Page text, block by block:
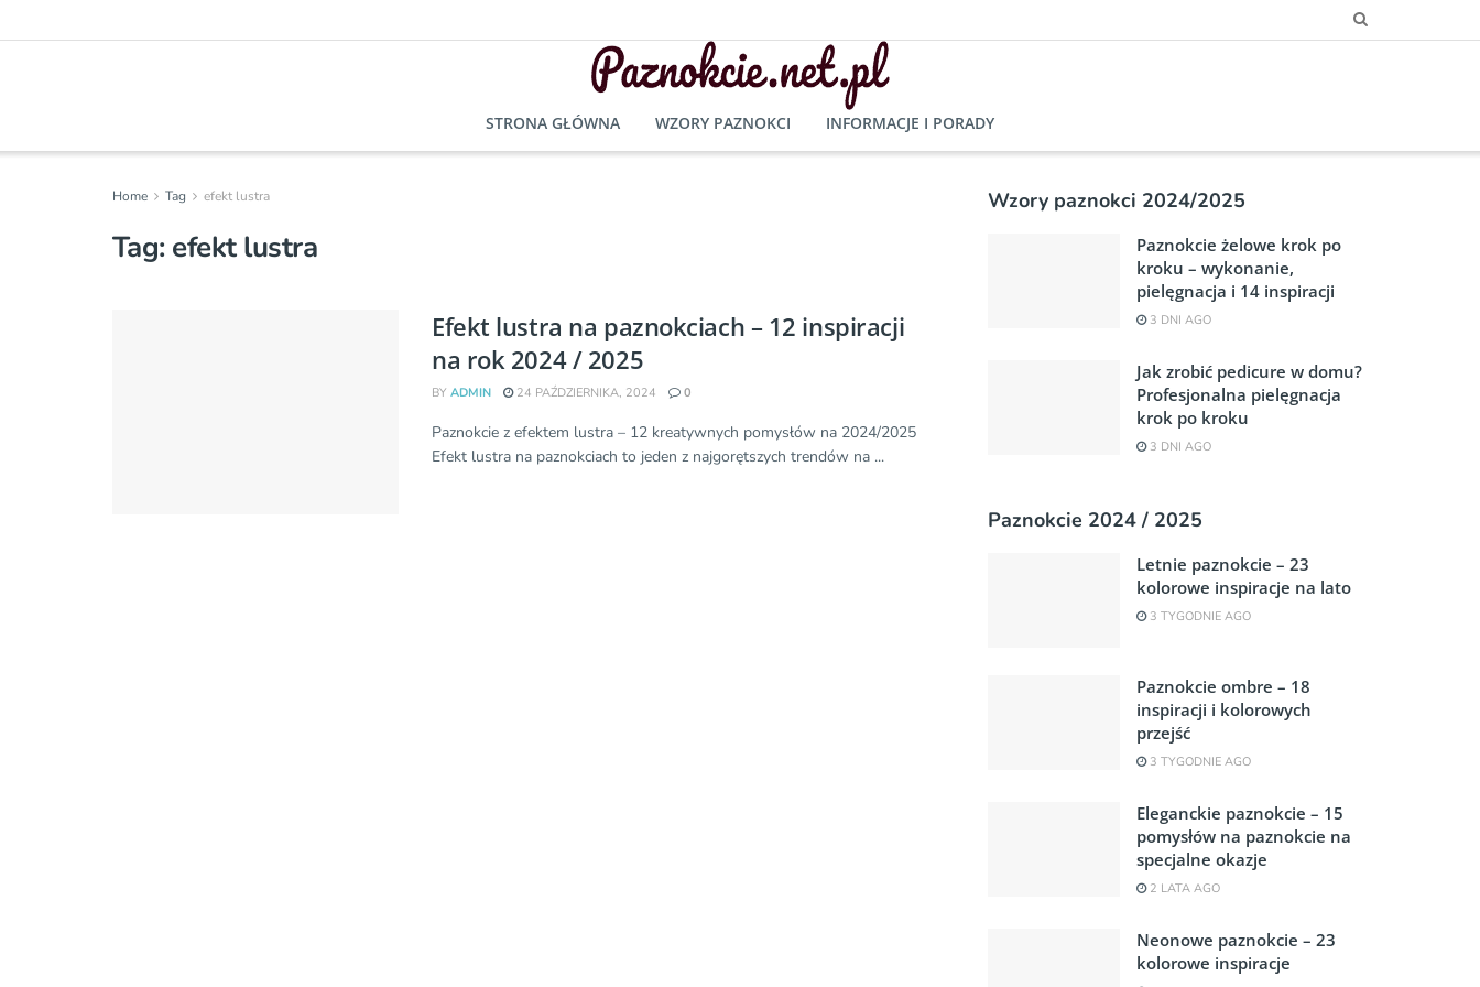
STRONA GŁÓWNA WZORY PAZNOKCI INFORMACJE I PORADY
Home Tag efekt lustra
Tag: efekt lustra
Efekt lustra na paznokciach – 12 inspiracji
na rok 2024 / 2025
BY ADMIN 24 PAŹDZIERNIKA, 2024 0
Paznokcie z efektem lustra – 12 kreatywnych pomysłów na 2024/2025
Efekt lustra na paznokciach to jeden z najgorętszych trendów na ...
Wzory paznokci 2024/2025
Paznokcie żelowe krok po
kroku – wykonanie,
pielęgnacja i 14 inspiracji
3 DNI AGO
Jak zrobić pedicure w domu?
Profesjonalna pielęgnacja
krok po kroku
3 DNI AGO
Paznokcie 2024 / 2025
Letnie paznokcie – 23
kolorowe inspiracje na lato
3 TYGODNIE AGO
Paznokcie ombre – 18
inspiracji i kolorowych
przejść
3 TYGODNIE AGO
Eleganckie paznokcie – 15
pomysłów na paznokcie na
specjalne okazje
2 LATA AGO
Neonowe paznokcie – 23
kolorowe inspiracje